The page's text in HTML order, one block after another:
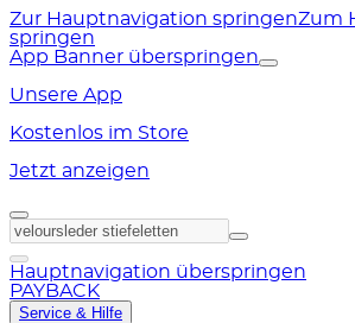
Zur Hauptnavigation springenZum
springen
App Banner überspringen
Unsere App
Kostenlos im Store
Jetzt anzeigen
Hauptnavigation überspringen
PAYBACK
Service & Hilfe